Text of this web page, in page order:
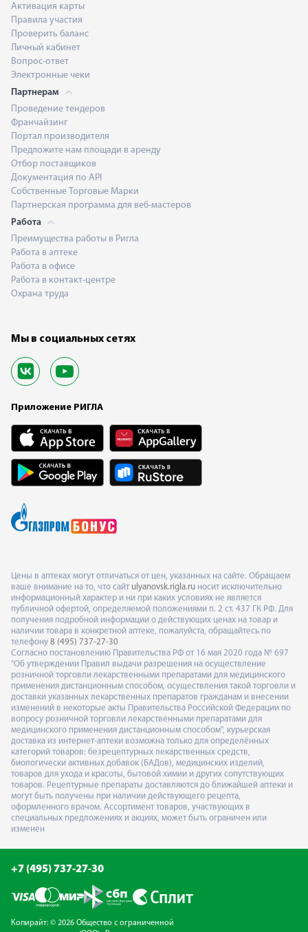
Активация карты
Правила участия
Проверить баланс
Личный кабинет
Вопрос-ответ
Электронные чеки
Партнерам
Проведение тендеров
Франчайзинг
Портал производителя
Предложите нам площади в аренду
Отбор поставщиков
Документация по API
Собственные Торговые Марки
Партнерская программа для веб-мастеров
Работа
Преимущества работы в Ригла
Работа в аптеке
Работа в офисе
Работа в контакт-центре
Охрана труда
Мы в социальных сетях
Приложение РИГЛА
Цены в аптеках могут отличаться от цен, указанных на сайте. Обращаем
ваше внимание на то, что сайт ulyanovsk.rigla.ru носит исключительно
информационный характер и ни при каких условиях не является
публичной офертой, определяемой положениями п. 2 ст. 437 ГК РФ. Для
получения подробной информации о действующих ценах на товар и
наличии товара в конкретной аптеке, пожалуйста, обращайтесь по
телефону 8 (495) 737-27-30
Согласно постановлению Правительства РФ от 16 мая 2020 года № 697
"Об утверждении Правил выдачи разрешения на осуществление
розничной торговли лекарственными препаратами для медицинского
применения дистанционным способом, осуществления такой торговли и
доставки указанных лекарственных препаратов гражданам и внесении
изменений в некоторые акты Правительства Российской Федерации по
вопросу розничной торговли лекарственными препаратами для
медицинского применения дистанционным способом", курьерская
доставка из интернет-аптеки возможна только для определённых
категорий товаров: безрецептурных лекарственных средств,
биологически активных добавок (БАДов), медицинских изделий,
товаров для ухода и красоты, бытовой химии и других сопутствующих
товаров. Рецептурные препараты доставляются до ближайшей аптеки и
могут быть получены при наличии действующего рецепта,
оформленного врачом. Ассортимент товаров, участвующих в
специальных предложениях и акциях, может быть ограничен или
изменен
+7 (495) 737-27-30
Копирайт: © 2026 Общество с ограниченной